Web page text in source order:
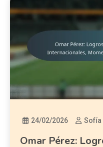
24/02/2026 Sofía
Omar Pérez: